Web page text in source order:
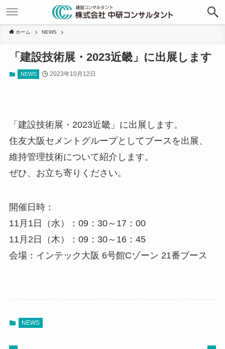
ホーム NEWS
「建設技術展・2023近畿」に出展します
NEWS 2023年10月12日
「建設技術展・2023近畿」に出展します。
住友大阪セメントグループとしてブースを出展、
維持管理技術について紹介します。
ぜひ、お立ち寄りください。
開催日時：
11月1日（水）：09：30～17：00
11月2日（木）：09：30～16：45
会場：インテック大阪 6号館Cゾーン 21番ブース
NEWS